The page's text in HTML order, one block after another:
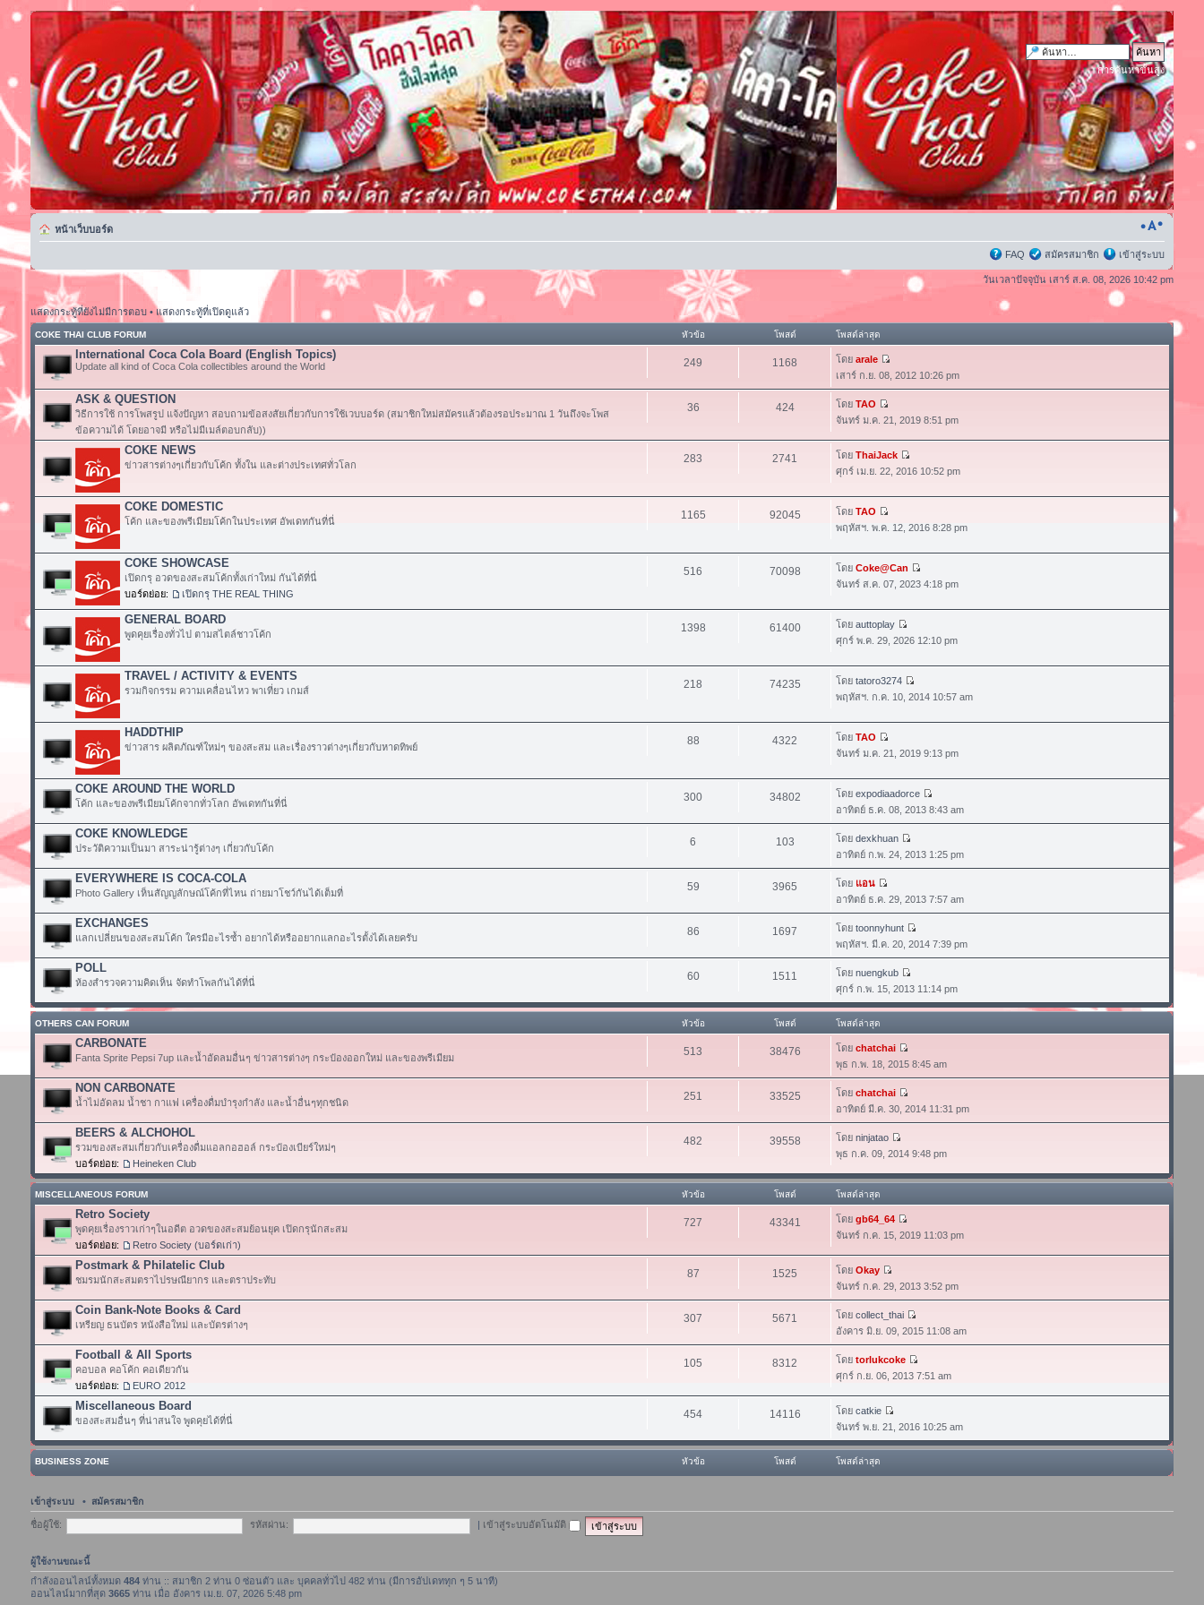
การค้นหาขั้นสูง
หน้าเว็บบอร์ด
FAQ สมัครสมาชิก เข้าสู่ระบบ
วันเวลาปัจจุบัน เสาร์ ส.ค. 08, 2026 10:42 pm
แสดงกระทู้ที่ยังไม่มีการตอบ• แสดงกระทู้ที่เปิดดูแล้ว
COKE THAI CLUB FORUM หัวข้อ โพสต์ โพสต์ล่าสุด
International Coca Cola Board (English Topics)
Update all kind of Coca Cola collectibles around the World 249 1168 โดย arale
เสาร์ ก.ย. 08, 2012 10:26 pm
ASK & QUESTION
วิธีการใช้ การโพสรูป แจ้งปัญหา สอบถามข้อสงสัยเกี่ยวกับการใช้เวบบอร์ด (สมาชิกใหม่สมัครแล้วต้องรอประมาณ 1 วันถึงจะโพส
ข้อความได้ โดยอาจมี หรือไม่มีเมล์ตอบกลับ))
36 424 โดย TAO
จันทร์ ม.ค. 21, 2019 8:51 pm
COKE NEWS
ข่าวสารต่างๆเกี่ยวกับโค้ก ทั้งใน และต่างประเทศทั่วโลก 283 2741 โดย ThaiJack
ศุกร์ เม.ย. 22, 2016 10:52 pm
COKE DOMESTIC
โค้ก และของพรีเมียมโค้กในประเทศ อัพเดทกันที่นี่ 1165 92045 โดย TAO
พฤหัสฯ. พ.ค. 12, 2016 8:28 pm
COKE SHOWCASE
เปิดกรุ อวดของสะสมโค้กทั้งเก่าใหม่ กันได้ที่นี่
บอร์ดย่อย:
เปิดกรุ THE REAL THING
516 70098 โดย Coke@Can
จันทร์ ส.ค. 07, 2023 4:18 pm
GENERAL BOARD
พูดคุยเรื่องทั่วไป ตามสไตล์ชาวโค้ก 1398 61400 โดย auttoplay
ศุกร์ พ.ค. 29, 2026 12:10 pm
TRAVEL / ACTIVITY & EVENTS
รวมกิจกรรม ความเคลื่อนไหว พาเที่ยว เกมส์ 218 74235 โดย tatoro3274
พฤหัสฯ. ก.ค. 10, 2014 10:57 am
HADDTHIP
ข่าวสาร ผลิตภัณฑ์ใหม่ๆ ของสะสม และเรื่องราวต่างๆเกี่ยวกับหาดทิพย์ 88 4322 โดย TAO
จันทร์ ม.ค. 21, 2019 9:13 pm
COKE AROUND THE WORLD
โค้ก และของพรีเมียมโค้กจากทั่วโลก อัพเดทกันที่นี่ 300 34802 โดย expodiaadorce
อาทิตย์ ธ.ค. 08, 2013 8:43 am
COKE KNOWLEDGE
ประวัติความเป็นมา สาระน่ารู้ต่างๆ เกี่ยวกับโค้ก 6 103 โดย dexkhuan
อาทิตย์ ก.พ. 24, 2013 1:25 pm
EVERYWHERE IS COCA-COLA
Photo Gallery เห็นสัญญลักษณ์โค้กที่ไหน ถ่ายมาโชว์กันได้เต็มที่ 59 3965 โดย แอน
อาทิตย์ ธ.ค. 29, 2013 7:57 am
EXCHANGES
แลกเปลี่ยนของสะสมโค้ก ใครมีอะไรซ้ำ อยากได้หรืออยากแลกอะไรตั้งได้เลยครับ 86 1697 โดย toonnyhunt
พฤหัสฯ. มี.ค. 20, 2014 7:39 pm
POLL
ห้องสำรวจความคิดเห็น จัดทำโพลกันได้ที่นี่ 60 1511 โดย nuengkub
ศุกร์ ก.พ. 15, 2013 11:14 pm
OTHERS CAN FORUM หัวข้อ โพสต์ โพสต์ล่าสุด
CARBONATE
Fanta Sprite Pepsi 7up และน้ำอัดลมอื่นๆ ข่าวสารต่างๆ กระป๋องออกใหม่ และของพรีเมียม 513 38476 โดย chatchai
พุธ ก.พ. 18, 2015 8:45 am
NON CARBONATE
น้ำไม่อัดลม น้ำชา กาแฟ เครื่องดื่มบำรุงกำลัง และน้ำอื่นๆทุกชนิด 251 33525 โดย chatchai
อาทิตย์ มี.ค. 30, 2014 11:31 pm
BEERS & ALCHOHOL
รวมของสะสมเกี่ยวกับเครื่องดื่มแอลกอฮอล์ กระป๋องเบียร์ใหม่ๆ
บอร์ดย่อย:
Heineken Club
482 39558 โดย ninjatao
พุธ ก.ค. 09, 2014 9:48 pm
MISCELLANEOUS FORUM หัวข้อ โพสต์ โพสต์ล่าสุด
Retro Society
พูดคุยเรื่องราวเก่าๆในอดีต อวดของสะสมย้อนยุค เปิดกรุนักสะสม
บอร์ดย่อย:
Retro Society (บอร์ดเก่า)
727 43341 โดย gb64_64
จันทร์ ก.ค. 15, 2019 11:03 pm
Postmark & Philatelic Club
ชมรมนักสะสมตราไปรษณียากร และตราประทับ 87 1525 โดย Okay
จันทร์ ก.ค. 29, 2013 3:52 pm
Coin Bank-Note Books & Card
เหรียญ ธนบัตร หนังสือใหม่ และบัตรต่างๆ 307 5671 โดย collect_thai
อังคาร มิ.ย. 09, 2015 11:08 am
Football & All Sports
คอบอล คอโค้ก คอเดียวกัน
บอร์ดย่อย:
EURO 2012
105 8312 โดย torlukcoke
ศุกร์ ก.ย. 06, 2013 7:51 am
Miscellaneous Board
ของสะสมอื่นๆ ที่น่าสนใจ พูดคุยได้ที่นี่ 454 14116 โดย catkie
จันทร์ พ.ย. 21, 2016 10:25 am
BUSINESS ZONE หัวข้อ โพสต์ โพสต์ล่าสุด
เข้าสู่ระบบ • สมัครสมาชิก
ชื่อผู้ใช้: รหัสผ่าน: เข้าสู่ระบบอัตโนมัติ
ผู้ใช้งานขณะนี้
กำลังออนไลน์ทั้งหมด 484ท่าน :: สมาชิก 2 ท่าน 0 ซ่อนตัว และ บุคคลทั่วไป 482 ท่าน (มีการอัปเดททุก ๆ 5 นาที)
ออนไลน์มากที่สุด 3665ท่าน เมื่อ อังคาร เม.ย. 07, 2026 5:48 pm